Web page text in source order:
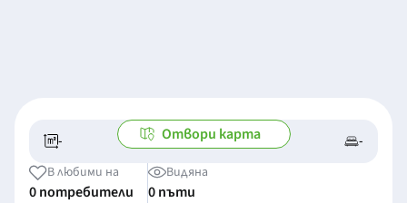
- -/- -
Отвори карта
В любими на
0 потребители
Видяна
0 пъти